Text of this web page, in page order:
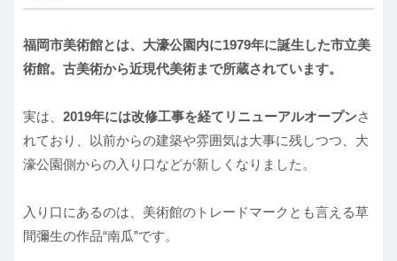
福岡市美術館とは、大濠公園内に1979年に誕生した市立美
術館。古美術から近現代美術まで所蔵されています。
実は、 2019年には改修工事を経てリニューアルオープンさ
れており、以前からの建築や雰囲気は大事に残しつつ、大
濠公園側からの入り口などが新しくなりました。
入り口にあるのは、美術館のトレードマークとも言える草
間彌生の作品“南瓜”です。